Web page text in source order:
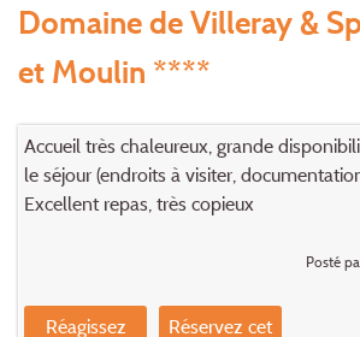
Domaine de Villeray &
et Moulin ****
Accueil très chaleureux, grande
le séjour (endroits à visiter,
Excellent repas, très copieux
Posté
Réagissez
Réservez cet